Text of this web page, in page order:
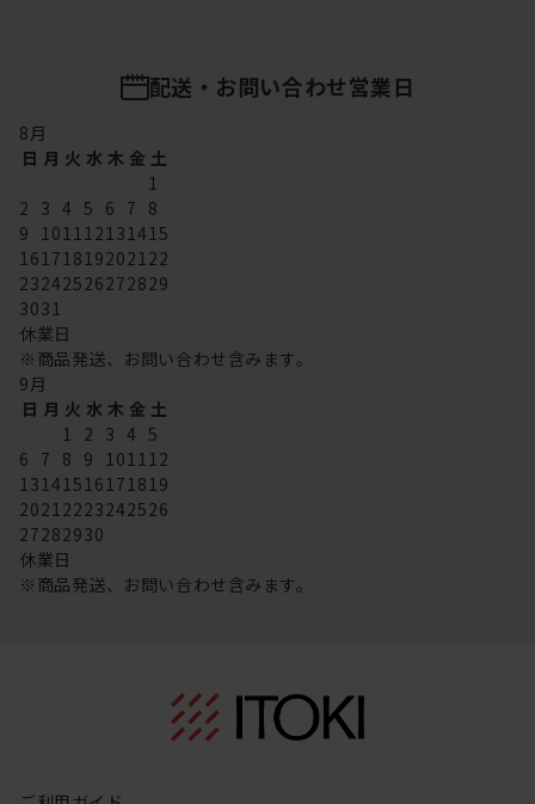
配送・お問い合わせ営業日
8月
日 月 火 水 木 金 土
1
2 3 4 5 6 7 8
9 101112131415
16171819202122
23242526272829
3031
休業日
※商品発送、お問い合わせ含みます。
9月
日 月 火 水 木 金 土
1 2 3 4 5
6 7 8 9 101112
13141516171819
20212223242526
27282930
休業日
※商品発送、お問い合わせ含みます。